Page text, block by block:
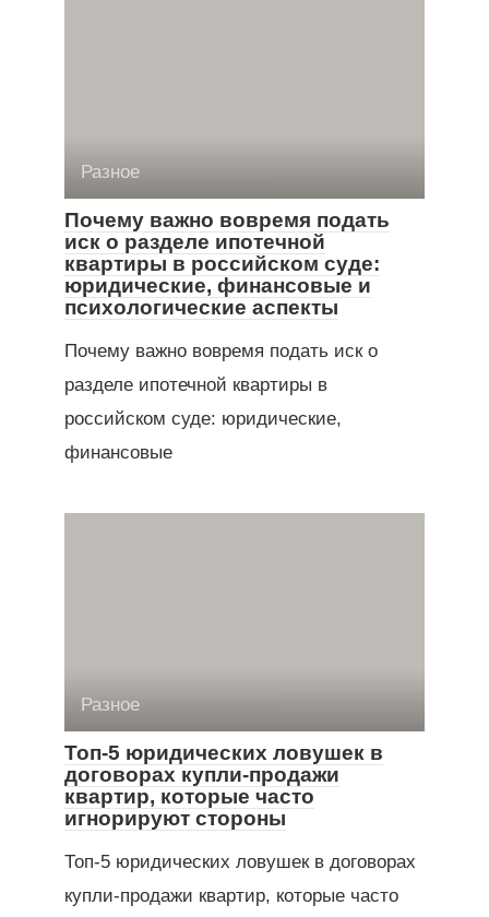
Разное
Почему важно вовремя подать
иск о разделе ипотечной
квартиры в российском суде:
юридические, финансовые и
психологические аспекты
Почему важно вовремя подать иск о
разделе ипотечной квартиры в
российском суде: юридические,
финансовые
Разное
Топ-5 юридических ловушек в
договорах купли-продажи
квартир, которые часто
игнорируют стороны
Топ-5 юридических ловушек в договорах
купли-продажи квартир, которые часто